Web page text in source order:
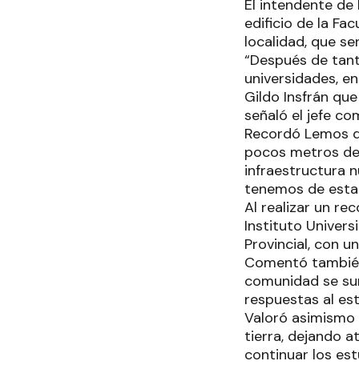
El intendente de
edificio de la
localidad, que
“Después de
universidades,
Gildo Insfrán
señaló el jefe
Recordó Lemos
pocos metros
infraestructura
tenemos de
Al realizar un
Instituto
Provincial, con
Comentó
comunidad se
respuestas al
Valoró
tierra, dejando
continuar los